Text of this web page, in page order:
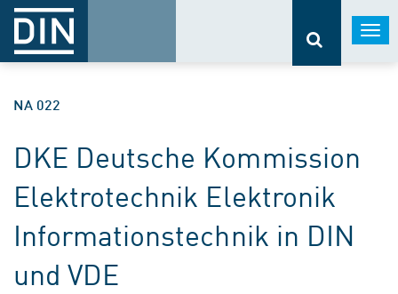
NA 022
DKE Deutsche Kommission
Elektrotechnik Elektronik
Informationstechnik in DIN
und VDE